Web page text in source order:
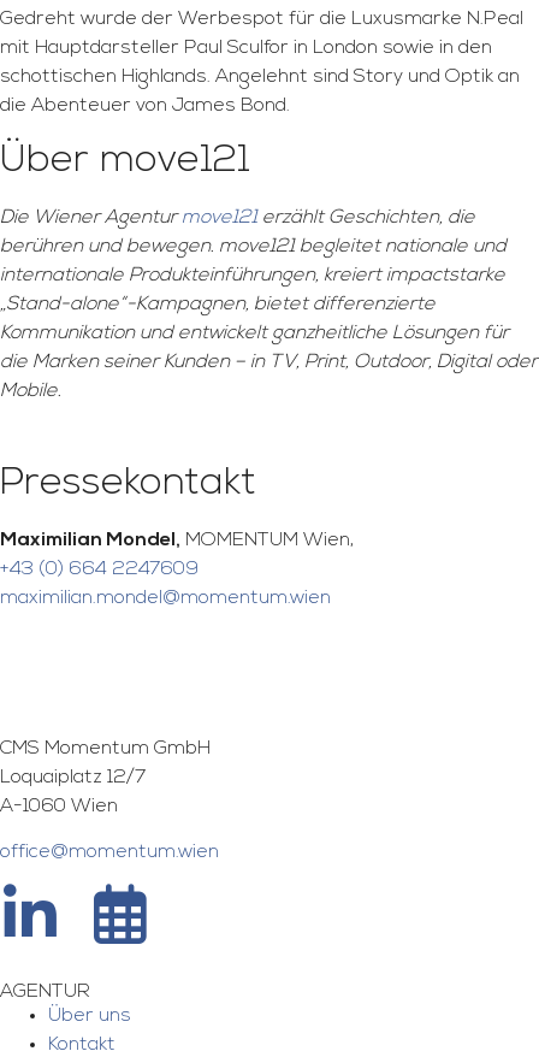
Gedreht wurde der Werbespot für die Luxusmarke N.Peal
mit Hauptdarsteller Paul Sculfor in London sowie in den
schottischen Highlands. Angelehnt sind Story und Optik an
die Abenteuer von James Bond.
Über move121
Die Wiener Agenturmove121erzählt Geschichten, die
berühren und bewegen. move121 begleitet nationale und
internationale Produkteinführungen, kreiert impactstarke
„Stand-alone“-Kampagnen, bietet differenzierte
Kommunikation und entwickelt ganzheitliche Lösungen für
die Marken seiner Kunden – in TV, Print, Outdoor, Digital oder
Mobile.
Pressekontakt
Maximilian Mondel, MOMENTUM Wien,
+43 (0) 664 2247609
maximilian.mondel@momentum.wien
CMS Momentum GmbH
Loquaiplatz 12/7
A-1060 Wien
office@momentum.wien
AGENTUR
Über uns
Kontakt